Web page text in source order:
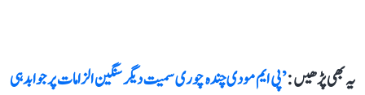
یہ بھی پڑھیں :’پی ایم مودی چندہ چوری سمیت دیگر سنگین الزامات پر جوابدہی